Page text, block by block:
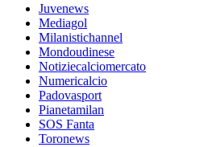
Juvenews
Mediagol
Milanistichannel
Mondoudinese
Notiziecalciomercato
Numericalcio
Padovasport
Pianetamilan
SOS Fanta
Toronews